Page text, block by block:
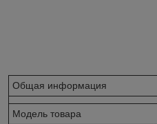
Общая информация
Модель товара